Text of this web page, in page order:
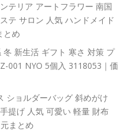
テリア アートフラワー 南国
テ サロン 人気 ハンドメイド
とめ
新生活 ギフト 寒さ 対策 プ
001 NYO 5個入 3118053｜価
ショルダーバッグ 斜めがけ
提げ 人気 可愛い 軽量 財布
まとめ